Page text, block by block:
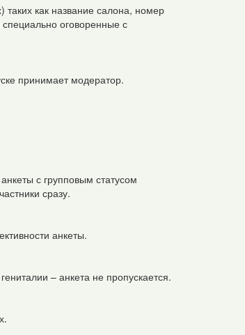
как название салона, номер
оговоренные с
принимает модератор.
с групповым статусом
сразу.
анкеты.
– анкета не пропускается.